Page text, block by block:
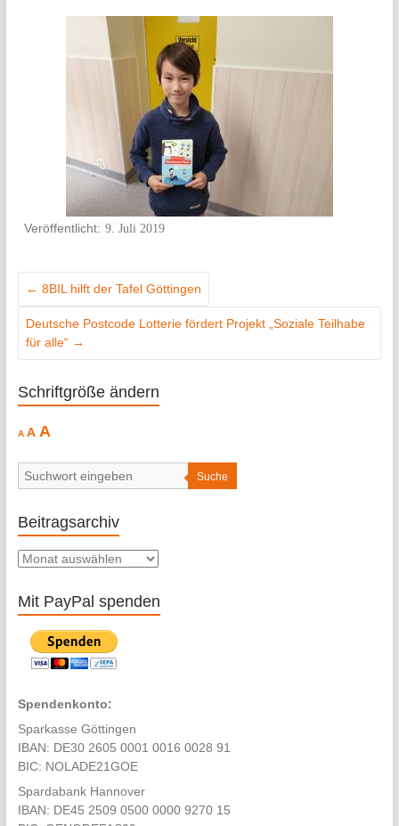
9. Juli 2019
← 8BIL hilft der Tafel Göttingen
Deutsche Postcode Lotterie fördert Projekt „Soziale Teilhabe
für alle“ →
Schriftgröße ändern
A
Decrease
font
A Reset
size.
AIncrease
size.
Suche
Beitragsarchiv
Beitragsarchiv
Mit PayPal spenden
Spendenkonto:
Sparkasse Göttingen
IBAN: DE30 2605 0001 0016 0028 91
BIC: NOLADE21GOE
Spardabank Hannover
IBAN: DE45 2509 0500 0000 9270 15